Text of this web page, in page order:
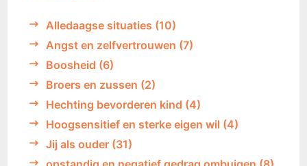
Alledaagse situaties (10)
Angst en zelfvertrouwen (7)
Boosheid (6)
Broers en zussen (2)
Hechting bevorderen kind (4)
Hoogsensitief en sterke eigen wil (4)
Jij als ouder (31)